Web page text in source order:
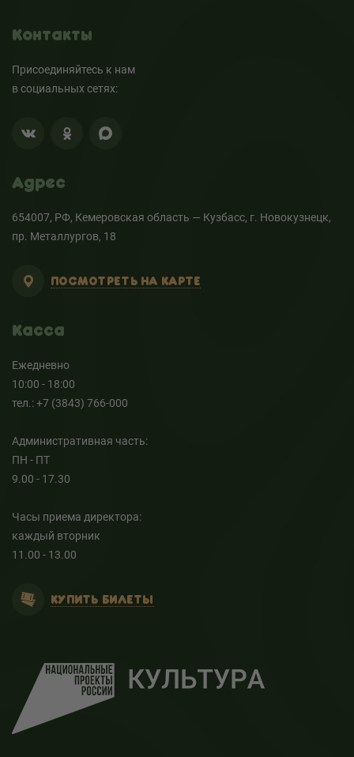
Контакты
Присоединяйтесь к нам
в социальных сетях:
Адрес
654007, РФ, Кемеровская область — Кузбасс, г. Новокузнецк,
пр. Металлургов, 18
ПОСМОТРЕТЬ НА КАРТЕ
Касса
Ежедневно
10:00 - 18:00
тел.: +7 (3843) 766-000
Административная часть:
ПН - ПТ
9.00 - 17.30
Часы приема директора:
каждый вторник
11.00 - 13.00
КУПИТЬ БИЛЕТЫ